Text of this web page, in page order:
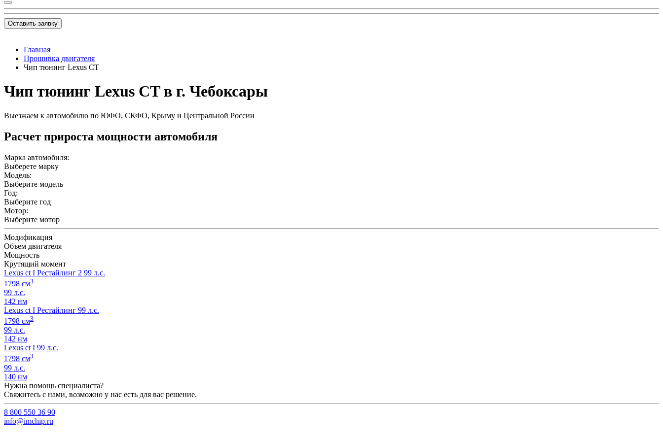
Оставить заявку
Главная
Прошивка двигателя
Чип тюнинг Lexus CT
Чип тюнинг Lexus CT в г. Чебоксары
Выезжаем к автомобилю по ЮФО, СКФО, Крыму и Центральной России
Расчет прироста мощности автомобиля
Марка автомобиля:
Выберете марку
Модель:
Выберите модель
Год:
Выберите год
Мотор:
Выберите мотор
Модификация
Объем двигателя
Мощность
Крутящий момент
Lexus ct I Рестайлинг 2 99 л.с.
1798 см3
99 л.с.
142 нм
Lexus ct I Рестайлинг 99 л.с.
1798 см3
99 л.с.
142 нм
Lexus ct I 99 л.с.
1798 см3
99 л.с.
140 нм
Нужна помощь специалиста?
Свяжитесь с нами, возможно у нас есть для вас решение.
8 800 550 36 90
info@imchip.ru